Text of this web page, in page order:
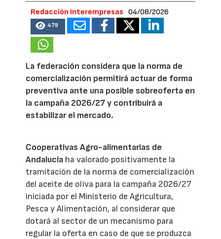
Redacción Interempresas 04/08/2026
479
La federación considera que la norma de
comercialización permitirá actuar de forma
preventiva ante una posible sobreoferta en
la campaña 2026/27 y contribuirá a
estabilizar el mercado.
Cooperativas Agro-alimentarias de
Andalucía ha valorado positivamente la
tramitación de la norma de comercialización
del aceite de oliva para la campaña 2026/27
iniciada por el Ministerio de Agricultura,
Pesca y Alimentación, al considerar que
dotará al sector de un mecanismo para
regular la oferta en caso de que se produzca